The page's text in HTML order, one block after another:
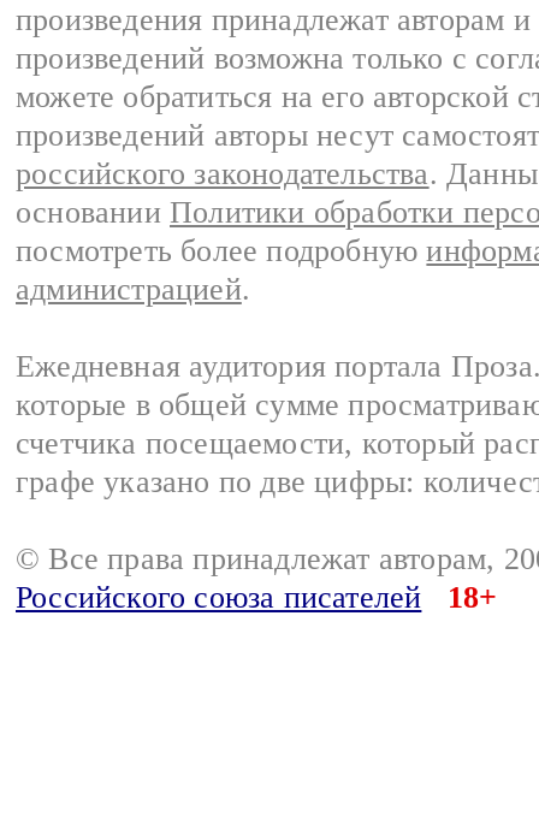
произведения принадлежат авторам
произведений возможна только с
можете обратиться на его авторской
произведений авторы несут
российского законодательства.
основании Политики обработки
посмотреть более подробную
администрацией.
Ежедневная аудитория портала
которые в общей сумме
счетчика посещаемости, который
графе указано по две цифры:
© Все права принадлежат авторам,
Российского союза писателей
18+